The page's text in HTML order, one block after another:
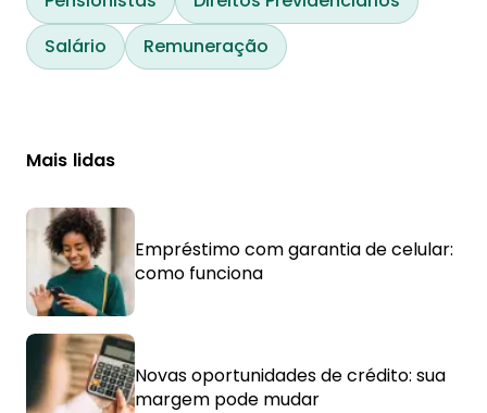
Salário
Remuneração
Mais lidas
Empréstimo com garantia de celular:
como funciona
Novas oportunidades de crédito: sua
margem pode mudar